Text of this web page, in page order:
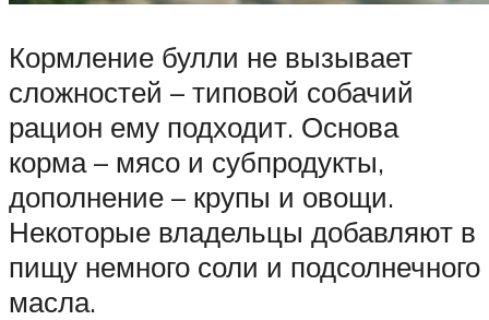
Кормление булли не вызывает
сложностей – типовой собачий
рацион ему подходит. Основа
корма – мясо и субпродукты,
дополнение – крупы и овощи.
Некоторые владельцы добавляют в
пищу немного соли и подсолнечного
масла.